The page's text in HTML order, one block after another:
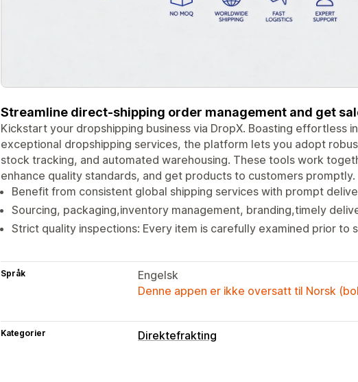
Streamline direct-shipping order management and get
Kickstart your dropshipping business via DropX. Boasting effortless
exceptional dropshipping services, the platform lets you adopt
stock tracking, and automated warehousing. These tools work
enhance quality standards, and get products to customers promptly.
Benefit from consistent global shipping services with prompt
Sourcing, packaging,inventory management, branding,timely
Strict quality inspections: Every item is carefully examined prior to
Språk
Engelsk
Denne appen er ikke oversatt til Norsk
Kategorier Direktefrakting